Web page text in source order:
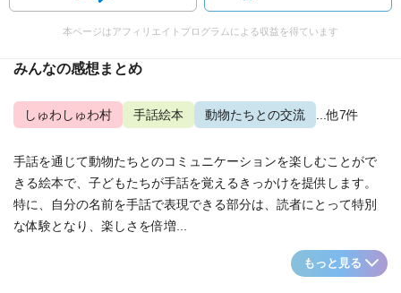
本ページはアフィリエイトプログラムによる収益を得ています
みんなの感想まとめ
しゅわしゅわ村 手話絵本 動物たちとの交流 ...他7件
手話を通じて動物たちとのコミュニケーションを楽しむことがで
きる絵本で、子どもたちが手話を覚えるきっかけを提供します。
特に、自分の名前を手話で表現できる部分は、読者にとって特別
な体験となり、楽しさを倍増...
もっと見る